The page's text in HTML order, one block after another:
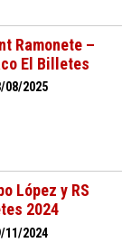
Ramonete –
El Billetes
08/2025
López y RS
2024
11/2024